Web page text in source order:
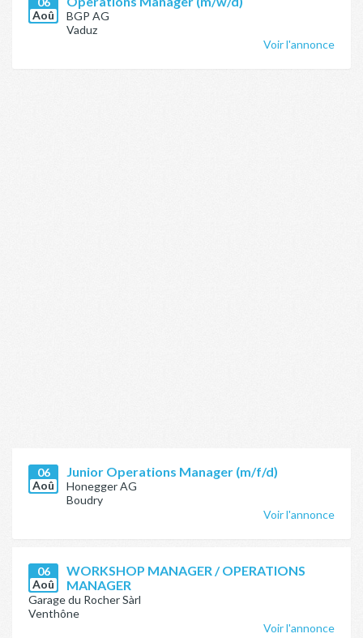
Aoû
BGP AG
Vaduz
Voir l'annonce
06
Aoû
Junior Operations Manager (m/f/d)
Honegger AG
Boudry
Voir l'annonce
06
Aoû
WORKSHOP MANAGER / OPERATIONS
MANAGER
Garage du Rocher Sàrl
Venthône
Voir l'annonce